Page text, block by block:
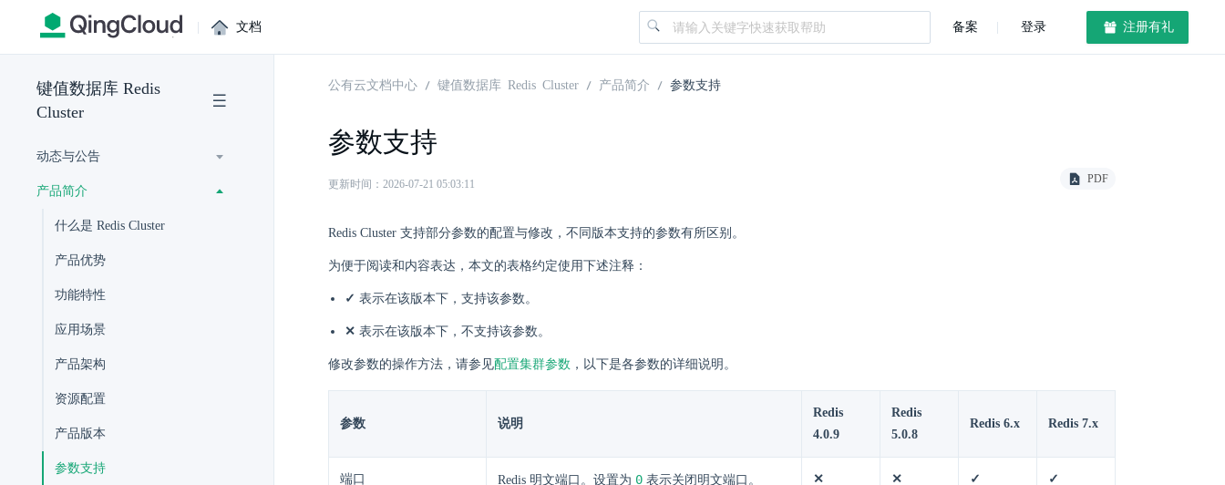
| 文档 备案 登录 注册有礼
键值数据库 Redis
Cluster
动态与公告
产品简介
什么是 Redis Cluster
产品优势
功能特性
应用场景
产品架构
资源配置
产品版本
参数支持
公有云文档中心 键值数据库 Redis Cluster 产品简介 参数支持
参数支持
更新时间：2026-07-21 05:03:11 PDF
Redis Cluster 支持部分参数的配置与修改，不同版本支持的参数有所区别。
为便于阅读和内容表达，本文的表格约定使用下述注释：
✓ 表示在该版本下，支持该参数。
✕ 表示在该版本下，不支持该参数。
修改参数的操作方法，请参见配置集群参数 ，以下是各参数的详细说明。
参数 说明
Redis
4.0.9
Redis
5.0.8
Redis 6.x Redis 7.x
端口 Redis 明文端口。设置为 0 表示关闭明文端口。 ✕ ✕ ✓ ✓